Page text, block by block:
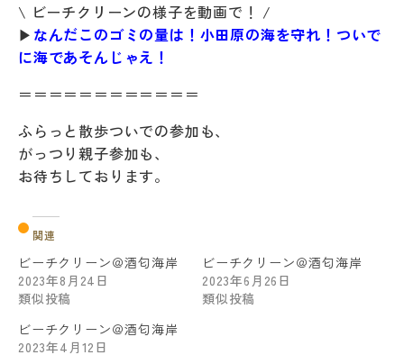
\ ビーチクリーンの様子を動画で！ /
▶ なんだこのゴミの量は！小田原の海を守れ！ついで
に海であそんじゃえ！
＝＝＝＝＝＝＝＝＝＝＝＝
ふらっと散歩ついでの参加も、
がっつり親子参加も、
お待ちしております。
関連
ビーチクリーン＠酒匂海岸
2023年8月24日
類似投稿
ビーチクリーン＠酒匂海岸
2023年6月26日
類似投稿
ビーチクリーン＠酒匂海岸
2023年4月12日